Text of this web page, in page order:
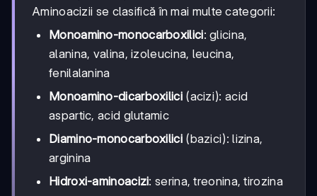
Aminoacizii se clasifică în mai multe categorii:
Monoamino-monocarboxilici: glicina,
alanina, valina, izoleucina, leucina,
fenilalanina
Monoamino-dicarboxilici(acizi): acid
aspartic, acid glutamic
Diamino-monocarboxilici(bazici): lizina,
arginina
Hidroxi-aminoacizi: serina, treonina, tirozina